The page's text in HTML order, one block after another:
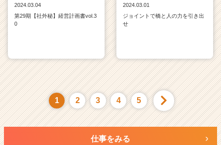
2024.03.04
第29期【社外秘】経営計画書vol.3
0
2024.03.01
ジョイントで橋と人の力を引き出
せ
1 2 3 4 5
仕事をみる